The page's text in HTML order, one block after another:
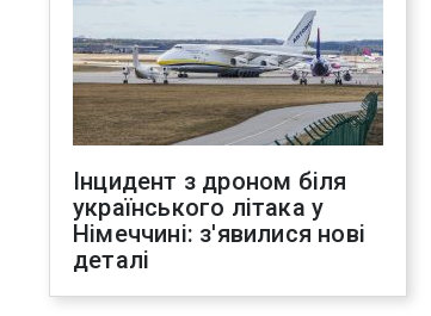
Інцидент з дроном біля
українського літака у
Німеччині: з'явилися нові
деталі